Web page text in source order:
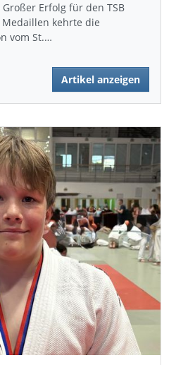
Erfolg für den TSB
kehrte die
vom St.…
Artikel anzeigen